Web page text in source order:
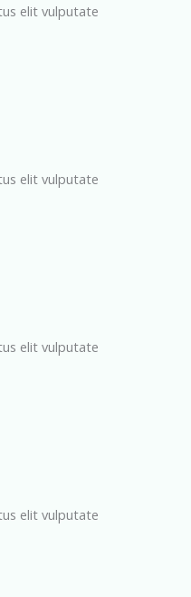
elit vulputate
elit vulputate
elit vulputate
elit vulputate